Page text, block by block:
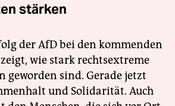
stärken
der AfD bei den kommenden
wie stark rechtsextreme
geworden sind. Gerade jetzt
und Solidarität. Auch